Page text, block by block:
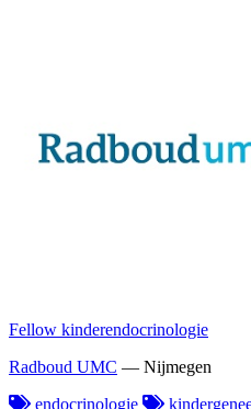
Fellow kinderendocrinologie
Radboud UMC — Nijmegen
endocrinologie